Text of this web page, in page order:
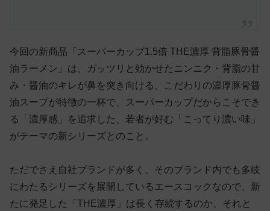
今回の新商品「スーパーカップ1.5倍 THE濃厚 背脂豚骨醤
油ラーメン」は、ガッツリと効かせたニンニク・背脂の甘
み・醤油のキレが鼻を突き向ける、こだわりの濃厚豚骨醤
油スープが特徴の一杯で、スーパーカップだからこそでき
る「濃厚感」を追求した、若者が好む「こってり濃い味」
がテーマの新シリーズとのこと。
ただでさえ自社ブランドが多く、そのブランド内でも多岐
にわたるシリーズを展開しているエースコックなので、新
たに発足した「THE濃厚」は長く存続するのか、それと